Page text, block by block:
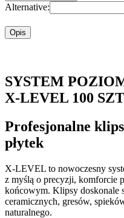
Alternative:
Opis
SYSTEM
X-LEVEL 100
Profesjonalne
płytek
X-LEVEL to nowoczesny
z myślą o precyzji, komforcie
końcowym. Klipsy doskonale
ceramicznych, gresów,
naturalnego.